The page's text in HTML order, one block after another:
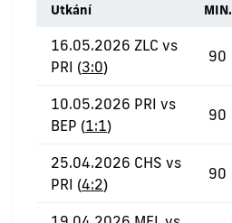
Utkání MIN.
16.05.2026 ZLC vs
PRI (3:0)
90
10.05.2026 PRI vs
BEP (1:1)
90
25.04.2026 CHS vs
PRI (4:2)
90